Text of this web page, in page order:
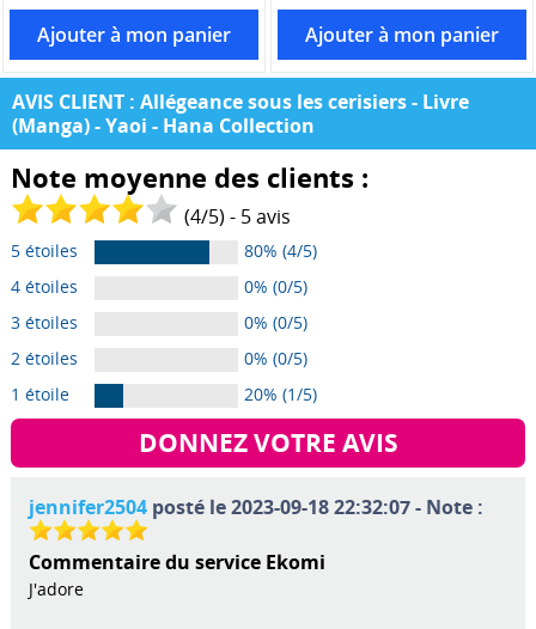
AVIS CLIENT : Allégeance sous les cerisiers - Livre
(Manga) - Yaoi - Hana Collection
Note moyenne des clients :
(4/5) - 5avis
5 étoiles
80% (4/5)
4 étoiles
0% (0/5)
3 étoiles
0% (0/5)
2 étoiles
0% (0/5)
1 étoile
20% (1/5)
DONNEZ VOTRE AVIS
jennifer2504posté le 2023-09-18 22:32:07 - Note :
Commentaire du service Ekomi
J'adore